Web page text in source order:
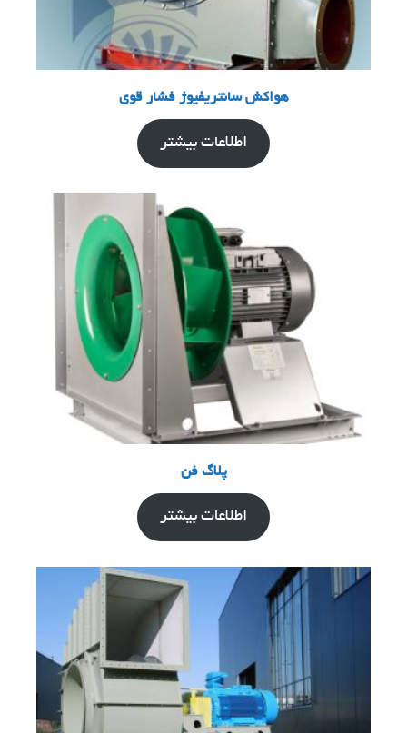
هواکش سانتریفیوژ فشار قوی
اطلاعات بیشتر
پلاگ فن
اطلاعات بیشتر